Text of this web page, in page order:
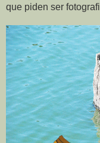
que piden ser